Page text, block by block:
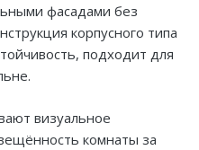
фасадами без
корпусного типа
подходит для
визуальное
комнаты за